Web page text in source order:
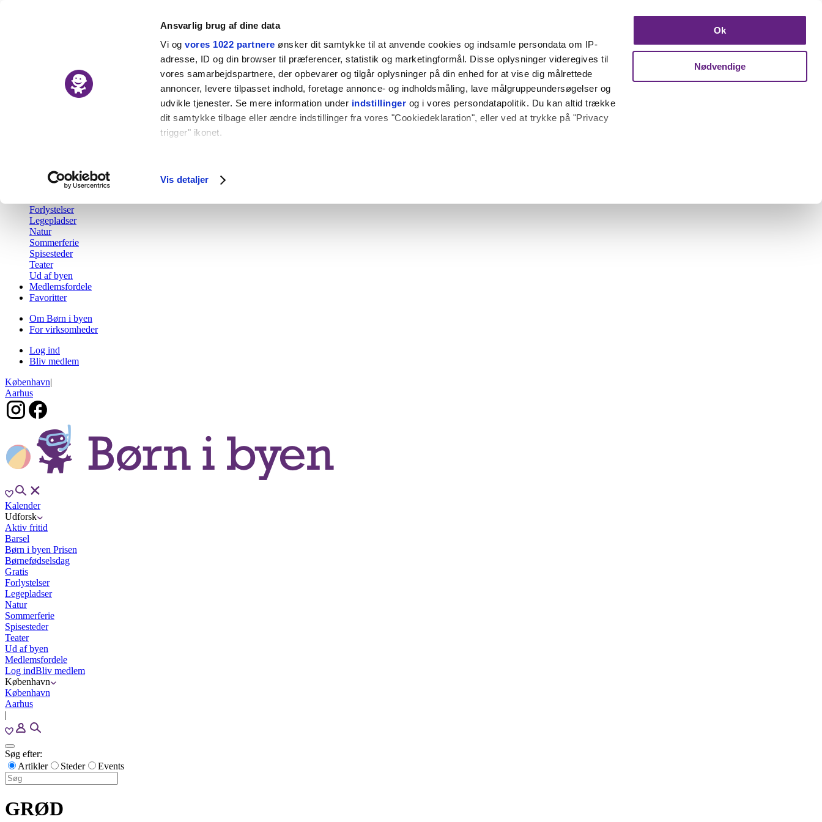
Ansvarlig brug af dine data
Vi ogvores 1022 partnere ønsker dit samtykke til at anvende cookies og indsamle persondata om IP-
adresse, ID og din browser til præferencer, statistik og marketingformål. Disse oplysninger videregives til
vores samarbejdspartnere, der opbevarer og tilgår oplysninger på din enhed for at vise dig målrettede
annoncer, levere tilpasset indhold, foretage annonce- og indholdsmåling, lave målgruppeundersøgelser og
udvikle tjenester. Se mere information under indstillinger og i vores persondatapolitik. Du kan altid trække
dit samtykke tilbage eller ændre indstillinger fra vores "Cookiedeklaration", eller ved at trykke på "Privacy
trigger" ikonet.
Indsamle præcise oplysninger om din placering, der kan være nøjagtig inden for få meter
Vis detaljer
Ok
Nødvendige
Børn i byen Prisen
Børnefødselsdag
Forlystelser
Legepladser
Natur
Sommerferie
Spisesteder
Teater
Ud af byen
Medlemsfordele
Favoritter
Om Børn i byen
For virksomheder
Log ind
Bliv medlem
København|
Aarhus
Kalender
Udforsk
Aktiv fritid
Barsel
Børn i byen Prisen
Børnefødselsdag
Gratis
Forlystelser
Legepladser
Natur
Sommerferie
Spisesteder
Teater
Ud af byen
Medlemsfordele
Log indBliv medlem
København
København
Aarhus
|
Søg efter:
Artikler
Steder Events
GRØD